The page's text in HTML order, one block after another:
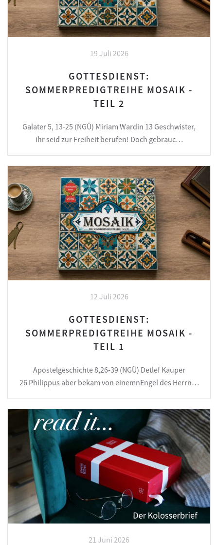
19 Juli 2026
GOTTESDIENST:
SOMMERPREDIGTREIHE MOSAIK -
TEIL 2
Galater 5, 13-25 (NGÜ) Miriam Wardin 13 Geschwister,
ihr seid zur Freiheit berufen! Doch gebrauc…
12 Juli 2026
GOTTESDIENST:
SOMMERPREDIGTREIHE MOSAIK -
TEIL 1
Apostelgeschichte 8,26-39 (NGÜ) Detlef Kauper
26 Philippus aber bekam von einemnEngel des Herrn…
21 Juni 2026